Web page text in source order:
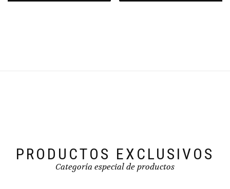
PRODUCTOS EXCLUSIVOS
Categoría especial de productos